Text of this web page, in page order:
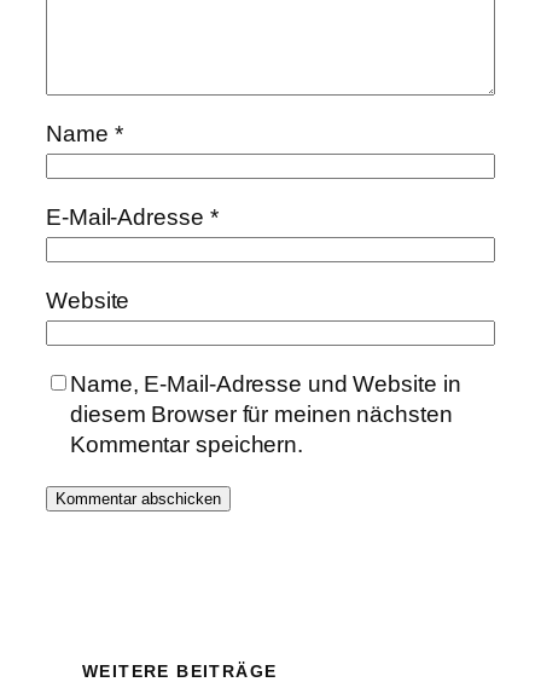
Name *
E-Mail-Adresse *
Website
Name, E-Mail-Adresse und Website in
diesem Browser für meinen nächsten
Kommentar speichern.
WEITERE BEITRÄGE